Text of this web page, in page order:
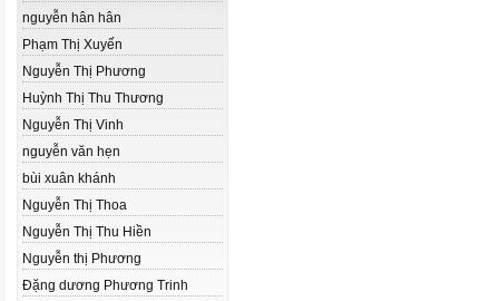
nguyễn hân hân
Phạm Thị Xuyến
Nguyễn Thị Phương
Huỳnh Thị Thu Thương
Nguyễn Thị Vinh
nguyễn văn hẹn
bùi xuân khánh
Nguyễn Thị Thoa
Nguyễn Thị Thu Hiền
Nguyễn thị Phương
Đặng dương Phương Trinh